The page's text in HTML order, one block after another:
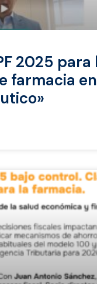
2025 para
farmacia